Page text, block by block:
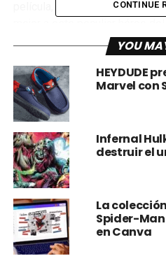
Panini Cómics México
cómics clásicos de Spider-
la línea Marvel Vintage, con
publicados en México.
¡Miguel O'Hara
columpia a
oficinas este
presentar la
Vintage! Una
para los
80, 90 y más.
CONTINUE
YOU
HEYDUDE
Marvel con
Infernal
destruir el
La
Spider-
en Canva